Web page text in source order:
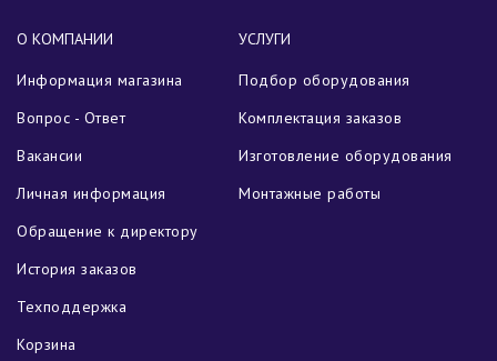
О КОМПАНИИ
Информация магазина
Вопрос - Ответ
Вакансии
Личная информация
Обращение к директору
История заказов
Техподдержка
Корзина
УСЛУГИ
Подбор оборудования
Комплектация заказов
Изготовление оборудования
Монтажные работы